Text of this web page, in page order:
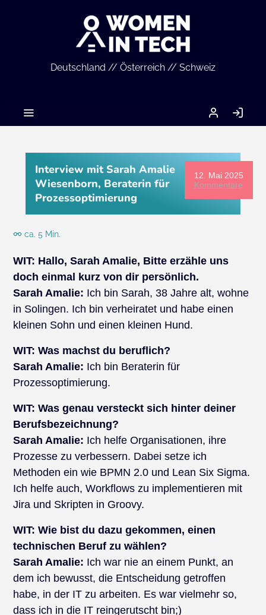
Deutschland // Österreich // Schweiz
MEIN
ACCOUNT
12. Mai 2025
Kommentare
Interview mit Sarah Amalie
Wiesenborn, Beraterin für
Prozessoptimierung
ca. 5 Min.
WIT: Hallo, Sarah Amalie, Bitte erzähle uns
doch einmal kurz von dir persönlich.
Sarah Amalie: Ich bin Sarah, 38 Jahre alt, wohne
in Solingen. Ich bin verheiratet und habe einen
kleinen Sohn und einen kleinen Hund.
WIT: Was machst du beruflich?
Sarah Amalie: Ich bin Beraterin für
Prozessoptimierung.
WIT: Was genau versteckt sich hinter deiner
Berufsbezeichnung?
Sarah Amalie: Ich helfe Organisationen, ihre
Prozesse zu verbessern. Dabei setze ich
Methoden ein wie BPMN 2.0 und Lean Six Sigma.
Ich helfe auch, Workflows zu implementieren mit
Jira und Skripten in Groovy.
WIT: Wie bist du dazu gekommen, einen
technischen Beruf zu wählen?
Sarah Amalie: Ich war nie an einem Punkt, an
dem ich bewusst, die Entscheidung getroffen
habe, in der IT zu arbeiten. Es war vielmehr so,
dass ich in die IT reingerutscht bin;)